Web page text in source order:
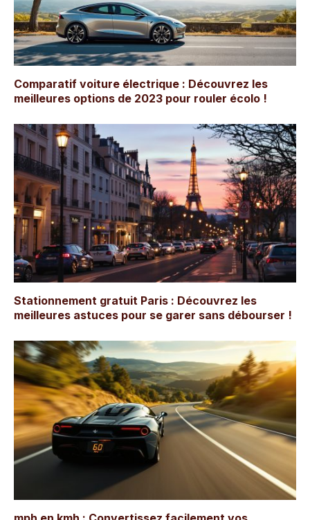
Comparatif voiture électrique : Découvrez les
meilleures options de 2023 pour rouler écolo !
Stationnement gratuit Paris : Découvrez les
meilleures astuces pour se garer sans débourser !